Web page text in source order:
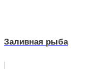
Заливная рыба